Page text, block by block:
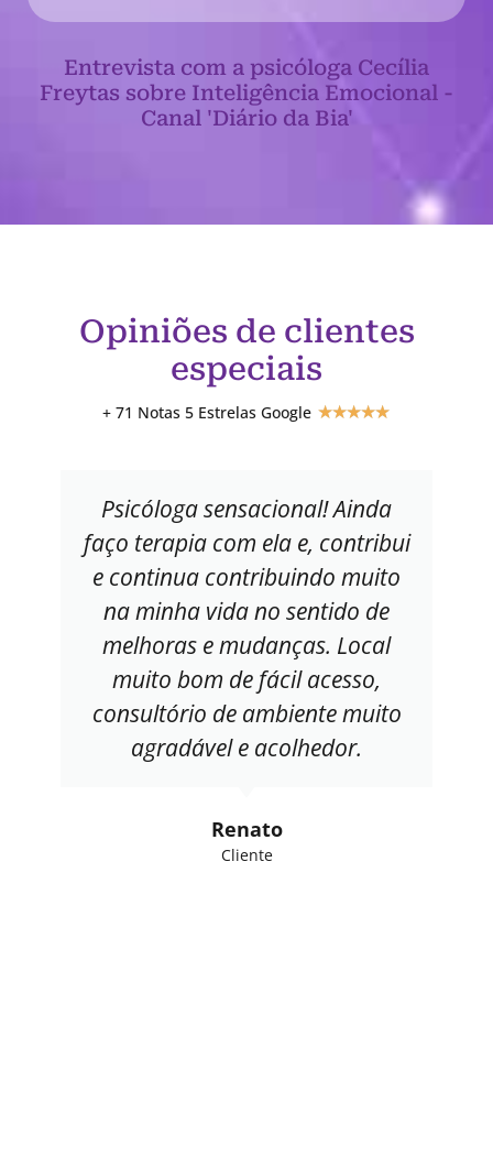
Entrevista com a psicóloga Cecília
Freytas sobre Inteligência Emocional -
Canal 'Diário da Bia'
Opiniões de clientes
especiais
+ 71 Notas 5 Estrelas Google ★★★★★
Psicóloga sensacional! Ainda
faço terapia com ela e, contribui
e continua contribuindo muito
na minha vida no sentido de
melhoras e mudanças. Local
muito bom de fácil acesso,
consultório de ambiente muito
agradável e acolhedor.
Renato
Cliente